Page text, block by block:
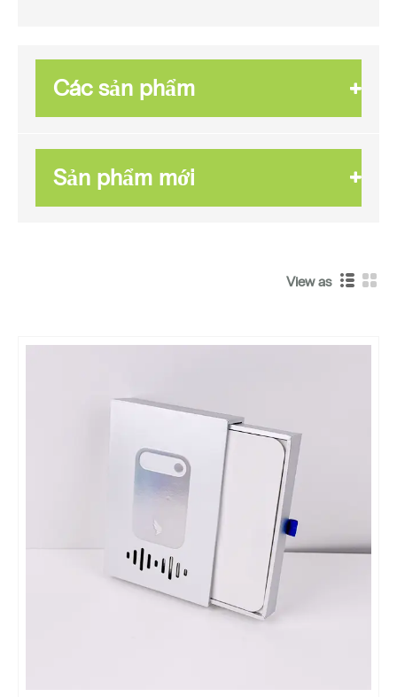
Các sản phẩm
Sản phẩm mới
View as